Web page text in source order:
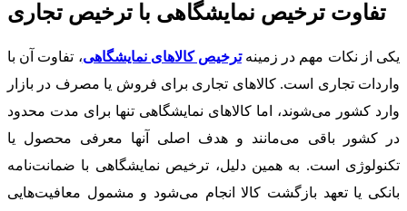
تفاوت ترخیص نمایشگاهی با ترخیص تجاری
یکی از نکات مهم در زمینهترخیص کالاهای نمایشگاهی، تفاوت آن با
واردات تجاری است. کالاهای تجاری برای فروش یا مصرف در بازار
وارد کشور می‌شوند، اما کالاهای نمایشگاهی تنها برای مدت محدود
در کشور باقی می‌مانند و هدف اصلی آنها معرفی محصول یا
تکنولوژی است. به همین دلیل، ترخیص نمایشگاهی با ضمانت‌نامه
بانکی یا تعهد بازگشت کالا انجام می‌شود و مشمول معافیت‌هایی